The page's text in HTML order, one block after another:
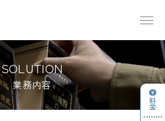
業務内容
SOLUTION
料金